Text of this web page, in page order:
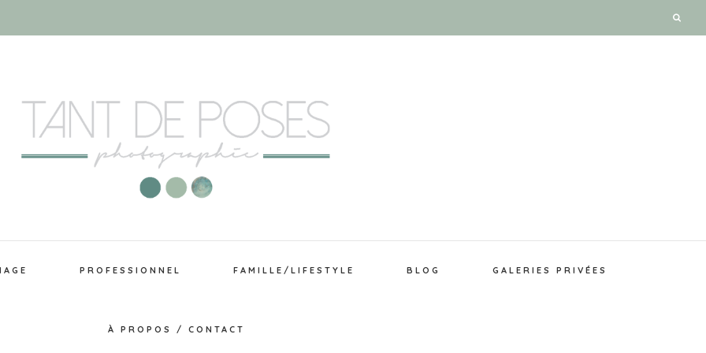
PROFESSIONNEL FAMILLE/LIFESTYLE BLOG GALERIES PRIVÉES
À PROPOS / CONTACT